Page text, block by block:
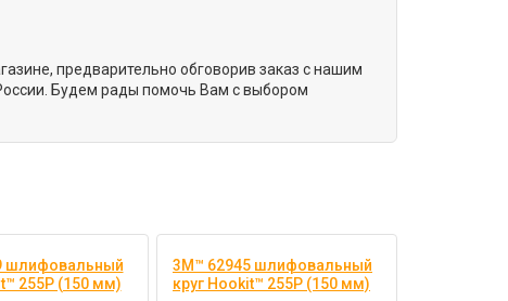
предварительно обговорив заказ с нашим
Будем рады помочь Вам с выбором
шлифовальный
255P (150 мм)
3M™ 62945 шлифовальный
круг Hookit™ 255P (150 мм)